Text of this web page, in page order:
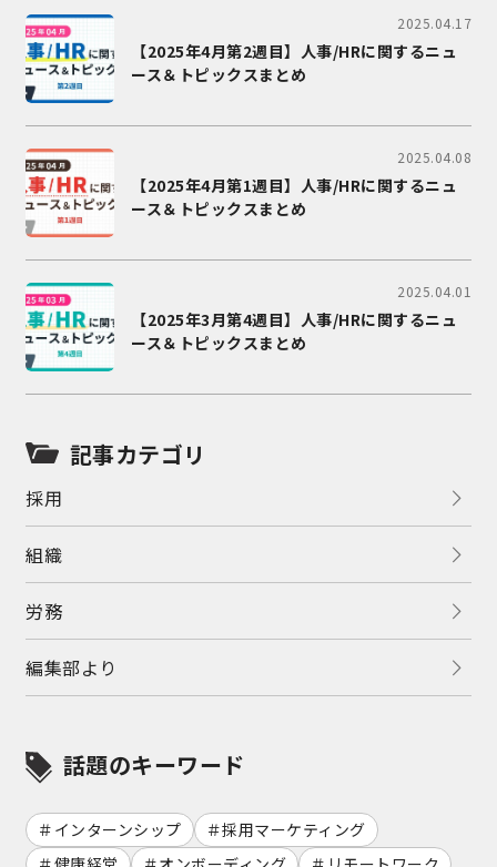
2025.04.17
【2025年4月第2週目】人事/HRに関するニュ
ース＆トピックスまとめ
2025.04.08
【2025年4月第1週目】人事/HRに関するニュ
ース＆トピックスまとめ
2025.04.01
【2025年3月第4週目】人事/HRに関するニュ
ース＆トピックスまとめ
記事カテゴリ
採用
組織
労務
編集部より
話題のキーワード
インターンシップ
採用マーケティング